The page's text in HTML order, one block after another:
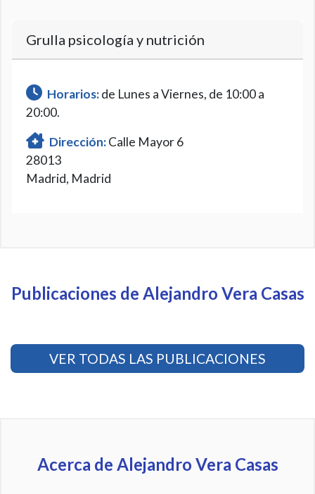
Grulla psicología y nutrición
Horarios:de Lunes a Viernes, de 10:00 a
20:00.
Dirección:Calle Mayor 6
28013
Madrid, Madrid
Publicaciones de Alejandro Vera Casas
VER TODAS LAS PUBLICACIONES
Acerca de Alejandro Vera Casas